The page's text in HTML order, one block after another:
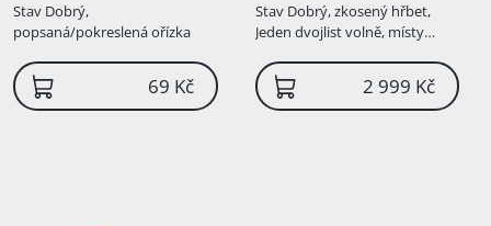
Stav Dobrý,
popsaná/pokreslená ořízka
69 Kč
Stav Dobrý, zkosený hřbet,
Jeden dvojlist volně, místy
zachovalý stav, původní vazba
"stužka", ale my máme ve
vkusné imitaci lipské vazby
2 999 Kč